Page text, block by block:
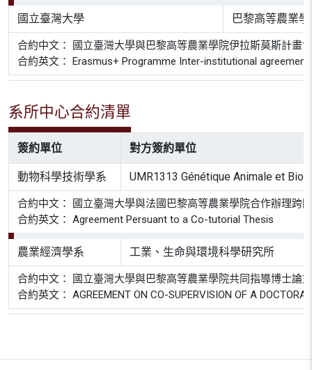
國立臺灣大學 巴黎高等農業
合約中文： 國立臺灣大學與巴黎高等農業學院伊拉斯莫斯計畫
合約英文： Erasmus+ Programme Inter-institutional
系所中心合約清單
簽約單位 對方簽約單位
動物科學技術學系 UMR1313 Génétique Animale et
合約中文： 國立臺灣大學與法國巴黎高等農業學院合作辦理跨
合約英文： Agreement Persuant to a Co-tutorial Thesis
農業經濟學系 工業、生命與環境科學研究所
合約中文： 國立臺灣大學與巴黎高等農業學院共同指導博士論
合約英文： AGREEMENT ON CO-SUPERVISION OF A